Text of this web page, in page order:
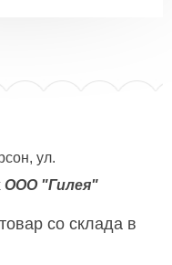
ул.
ООО "Гилея"
со склада в